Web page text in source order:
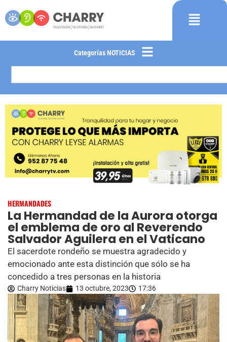
Categorías NOTICIAS
HERMANDADES
La Hermandad de la Aurora otorga
el emblema de oro al Reverendo
Salvador Aguilera en el Vaticano
El sacerdote rondeño se muestra agradecido y
emocionado ante esta distinción que sólo se ha
concedido a tres personas en la historia
Charry Noticias 13 octubre, 2023 17:36